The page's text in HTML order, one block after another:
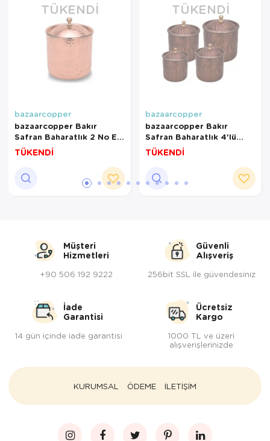
TÜKENDI
bazaarcopper
bazaarcopper Bakır
Safran Baharatlık 2 No El
Dövme Kırmızı
bazaarcopper0002-1
TÜKENDİ
TÜKENDI
bazaarcopper
bazaarcopper Bakır
Safran Baharatlık 4'lü
Takım El İşleme Oksit
bazaarcopper0010-3
TÜKENDİ
Müşteri
Hizmetleri
+90 506 192 9222
Güvenli
Alışveriş
256bit SSL ile güvendesiniz
İade
Garantisi
14 gün içinde iade garantisi
Ücretsiz
Kargo
1000 TL ve üzeri
alışverişlerinizde
KURUMSAL ÖDEME İLETİŞİM